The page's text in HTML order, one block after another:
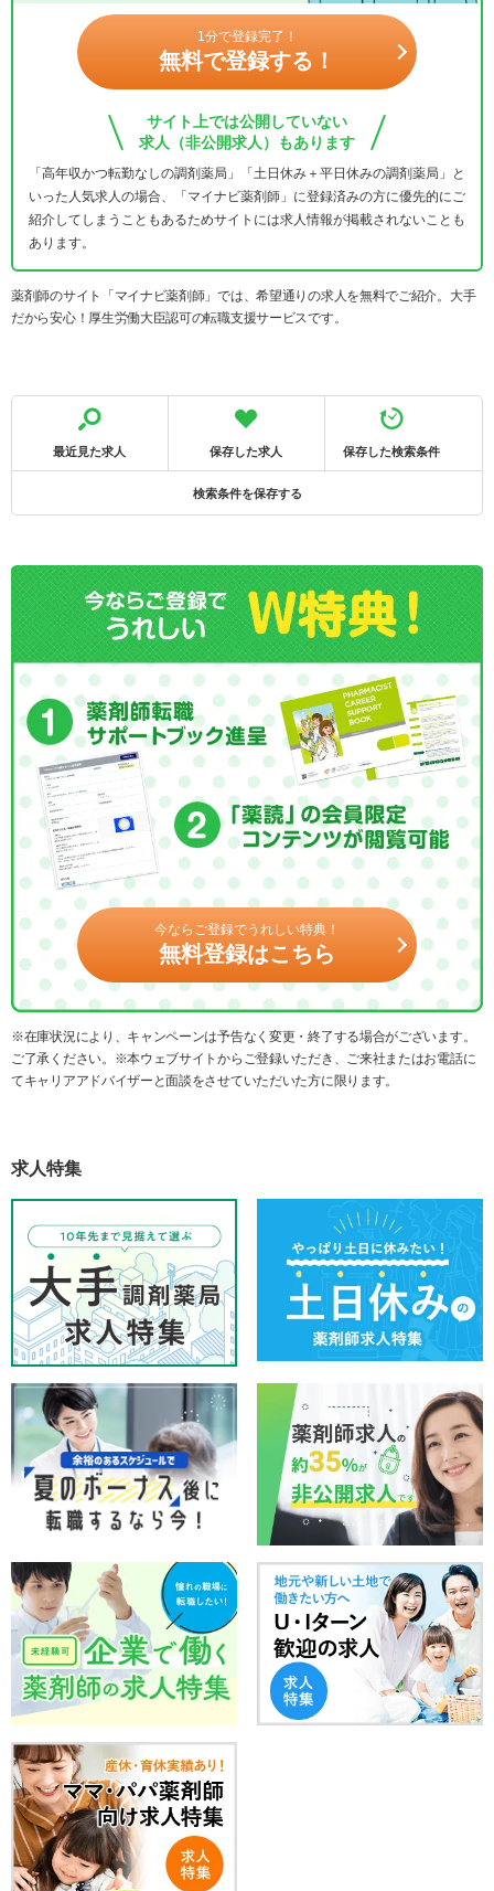
1分で登録完了！
無料で登録する！
サイト上では公開していない
求人（非公開求人）もあります
「高年収かつ転勤なしの調剤薬局」「土日休み＋平日休みの調剤薬局」と
いった人気求人の場合、「マイナビ薬剤師」に登録済みの方に優先的にご
紹介してしまうこともあるためサイトには求人情報が掲載されないことも
あります。
薬剤師のサイト「マイナビ薬剤師」では、希望通りの求人を無料でご紹介。大手
だから安心！厚生労働大臣認可の転職支援サービスです。
最近見た求人 保存した求人 保存した検索条件
検索条件を保存する
今ならご登録でうれしい特典！
無料登録はこちら
※在庫状況により、キャンペーンは予告なく変更・終了する場合がございます。
ご了承ください。※本ウェブサイトからご登録いただき、ご来社またはお電話に
てキャリアアドバイザーと面談をさせていただいた方に限ります。
求人特集